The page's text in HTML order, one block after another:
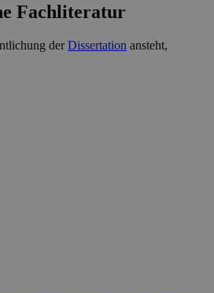
Fachliteratur
derDissertation ansteht,